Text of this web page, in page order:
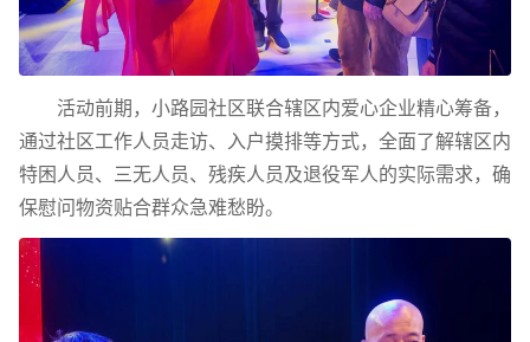
活动前期，小路园社区联合辖区内爱心企业精心筹备，
通过社区工作人员走访、入户摸排等方式，全面了解辖区内
特困人员、三无人员、残疾人员及退役军人的实际需求，确
保慰问物资贴合群众急难愁盼。